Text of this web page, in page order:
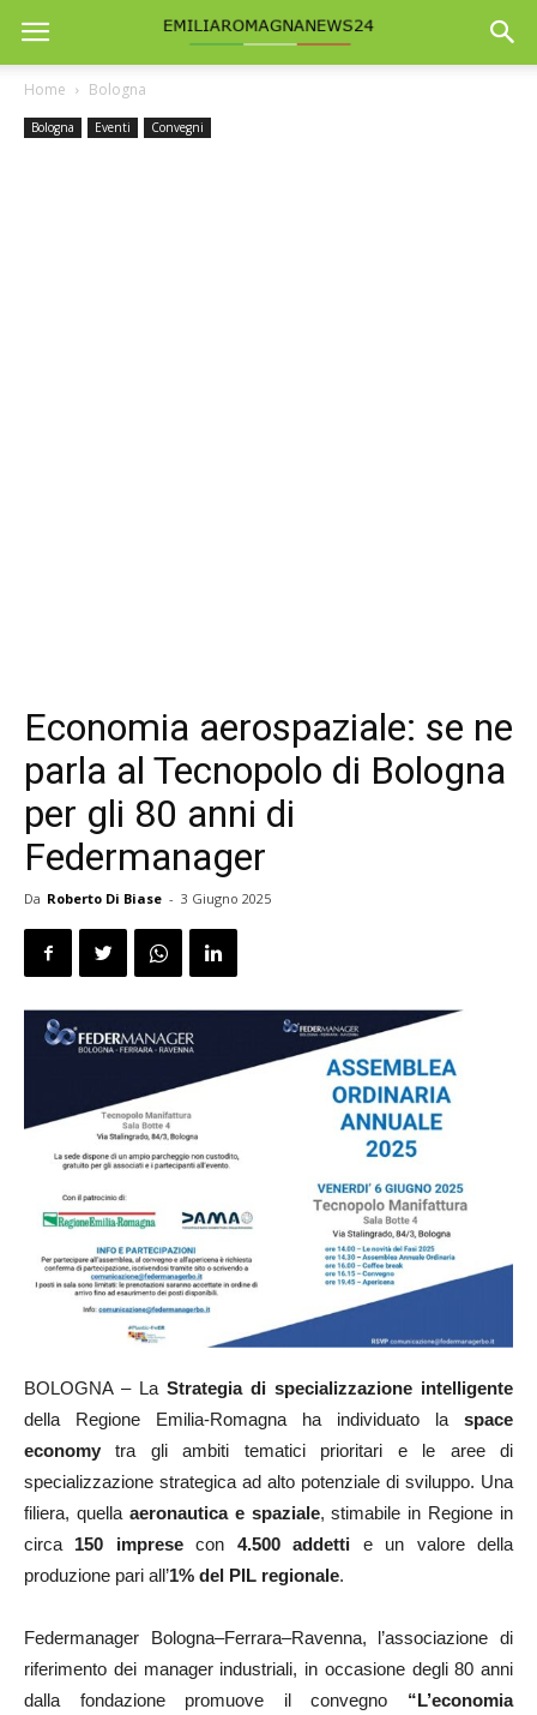
Home Bologna
Bologna Eventi Convegni
Economia aerospaziale: se ne
parla al Tecnopolo di Bologna
per gli 80 anni di
Federmanager
Da Roberto Di Biase - 3 Giugno 2025
BOLOGNA – La Strategia di specializzazione intelligente
della Regione Emilia-Romagna ha individuato la space
economy tra gli ambiti tematici prioritari e le aree di
specializzazione strategica ad alto potenziale di sviluppo. Una
filiera, quella aeronautica e spaziale, stimabile in Regione in
circa 150 impresecon 4.500 addetti e un valore della
produzione pari all’1% del PIL regionale.
Federmanager Bologna–Ferrara–Ravenna, l’associazione di
riferimento dei manager industriali, in occasione degli 80 anni
dalla fondazione promuove il convegno “L’economia